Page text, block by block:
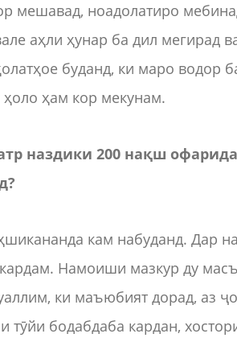
мешавад, ноадолатиро
аҳли ҳунар ба дил мегирад
буданд, ки маро водор
ҳам кор мекунам.
наздики 200 нақш
кам набуданд. Дар
Намоиши мазкур ду
ки маъюбият дорад, аз
тӯйи бодабдаба кардан,